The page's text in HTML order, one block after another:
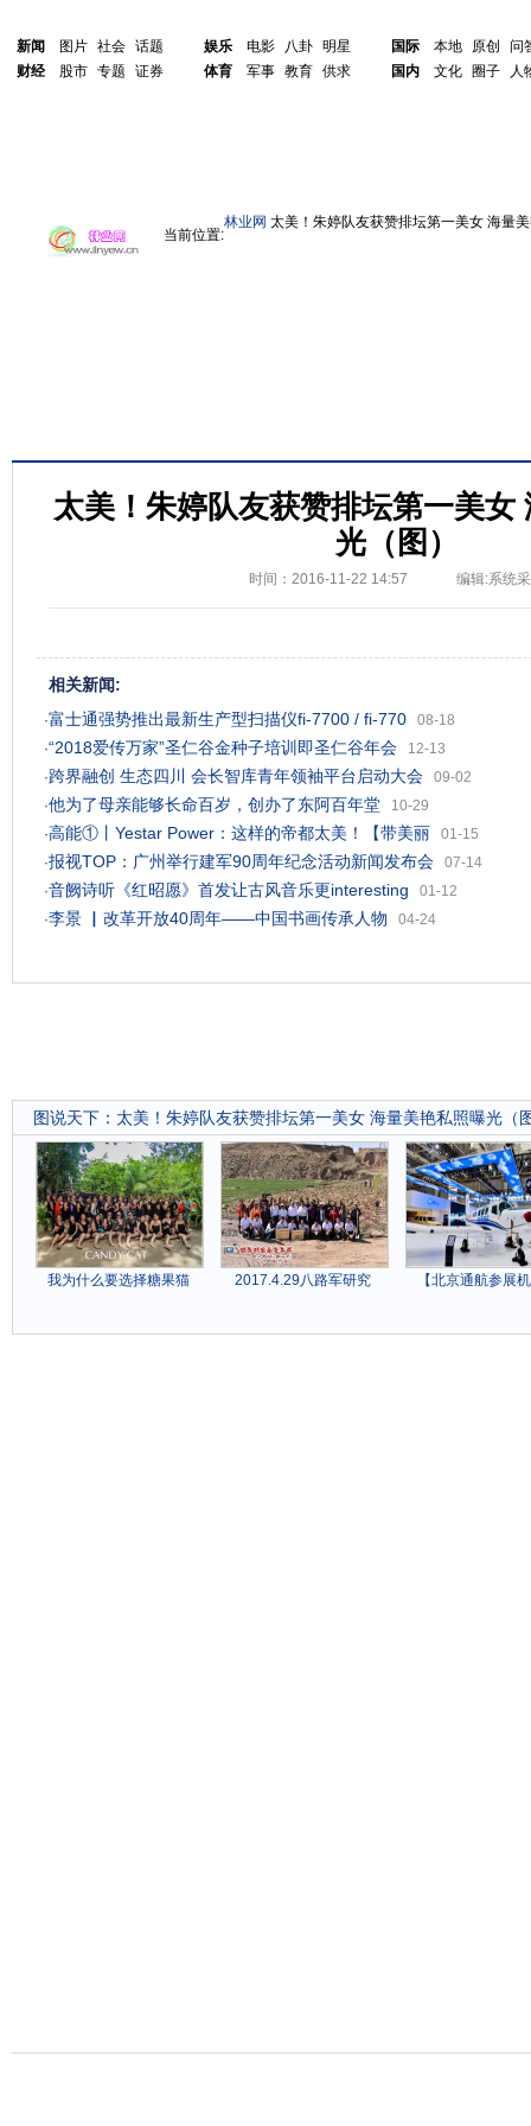
新闻 图片 社会 话题
财经
股市 专题 证券
娱乐 电影 八卦 明星
体育
军事 教育 供求
国际 本地 原创
问
国内
文化 圈子 人
当前位置:
林业网 太美！朱婷队友获赞排坛第一美女 海量
太美！朱婷队友获赞排坛第一美女
光（图）
时间：2016-11-22 14:57 编辑:系统
相关新闻:
·富士通强势推出最新生产型扫描仪fi-7700 / fi-770
08-18
·“2018爱传万家”圣仁谷金种子培训即圣仁谷年会
12-13
·跨界融创 生态四川 会长智库青年领袖平台启动大会
09-02
·他为了母亲能够长命百岁，创办了东阿百年堂
10-29
·高能①丨Yestar Power：这样的帝都太美！【带美丽
01-15
·报视TOP：广州举行建军90周年纪念活动新闻发布会
07-14
·音阙诗听《红昭愿》首发让古风音乐更interesting
01-12
·李景 ▏改革开放40周年——中国书画传承人物 04-24
图说天下 ： 太美！朱婷队友获赞排坛第一美女 海量美艳私照曝光（
我为什么要选择糖果猫 2017.4.29八路军研究 【北京通航参展